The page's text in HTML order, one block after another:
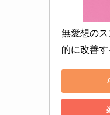
無愛想の
的に改善